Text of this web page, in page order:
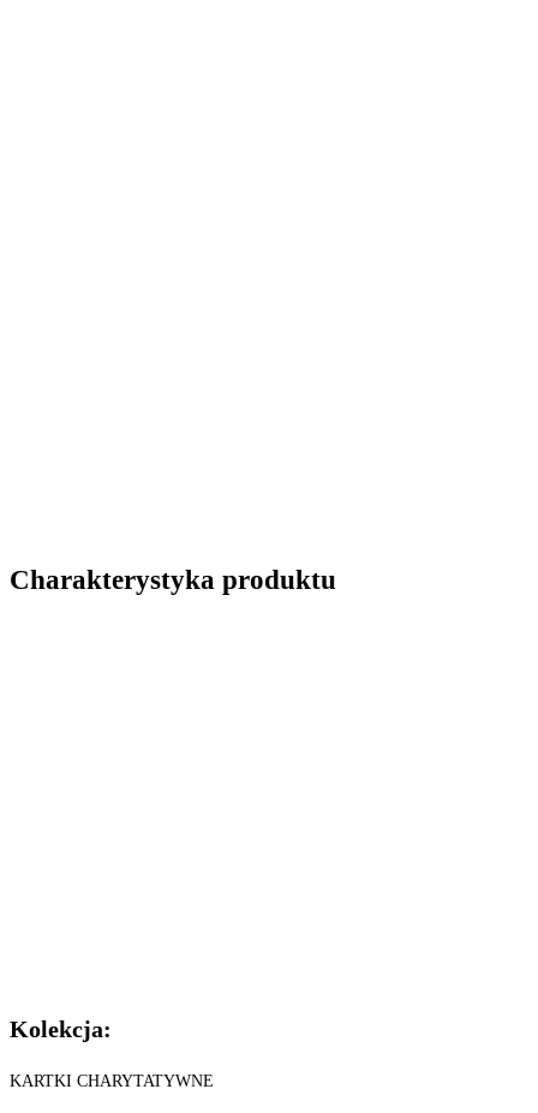
Charakterystyka produktu
Kolekcja:
KARTKI CHARYTATYWNE